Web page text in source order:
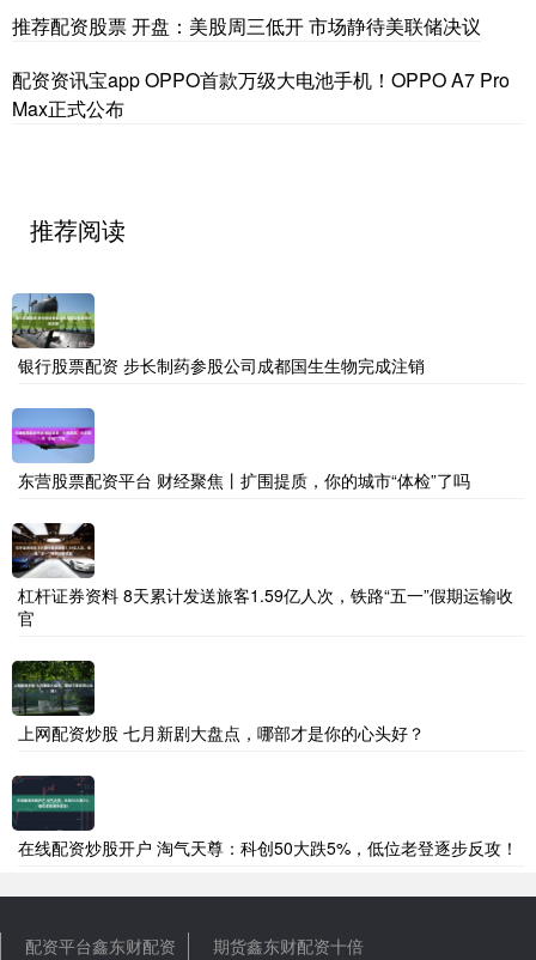
推荐配资股票 开盘：美股周三低开 市场静待美联储决议
配资资讯宝app OPPO首款万级大电池手机！OPPO A7 Pro
Max正式公布
推荐阅读
银行股票配资 步长制药参股公司成都国生生物完成注销
东营股票配资平台 财经聚焦丨扩围提质，你的城市“体检”了吗
杠杆证券资料 8天累计发送旅客1.59亿人次，铁路“五一”假期运输收
官
上网配资炒股 七月新剧大盘点，哪部才是你的心头好？
在线配资炒股开户 淘气天尊：科创50大跌5%，低位老登逐步反攻！
配资平台鑫东财配资 期货鑫东财配资十倍